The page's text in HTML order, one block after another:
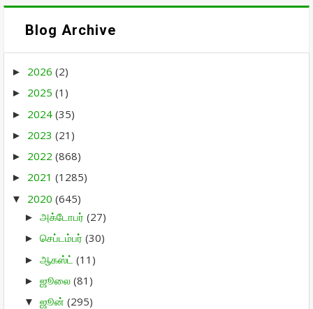
Blog Archive
► 2026 (2)
► 2025 (1)
► 2024 (35)
► 2023 (21)
► 2022 (868)
► 2021 (1285)
▼ 2020 (645)
► அக்டோபர் (27)
► செப்டம்பர் (30)
► ஆகஸ்ட் (11)
► ஜூலை (81)
▼ ஜூன் (295)